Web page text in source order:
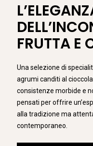
FRUTTA E
Una selezione di
agrumi canditi al
consistenze morbide e
pensati per offrire
alla tradizione ma
contemporaneo.